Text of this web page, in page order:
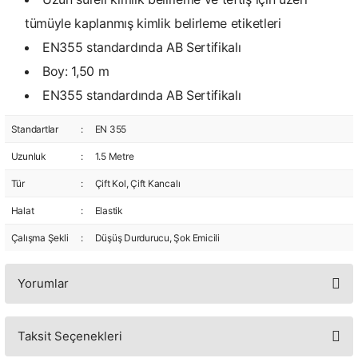
tümüyle kaplanmış kimlik belirleme etiketleri
EN355 standardında AB Sertifikalı
Boy: 1,50 m
EN355 standardında AB Sertifikalı
Standartlar : EN 355
Uzunluk : 1.5 Metre
Tür : Çift Kol, Çift Kancalı
Halat : Elastik
Çalışma Şekli : Düşüş Durdurucu, Şok Emicili
Yorumlar
Taksit Seçenekleri